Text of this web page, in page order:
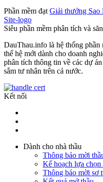
Phần mềm đạt Giải thưởng Sao
Site-logo
Siêu phần mềm phân tích và
DauThau.info là hệ thống
thế hệ mới dành cho doanh
phân tích thông tin về các dự
sắm tư nhân trên cả nước.
Kết nối
Dành cho nhà thầu
Thông báo mời
Kế hoạch lựa chọn
Thông báo mời sơ